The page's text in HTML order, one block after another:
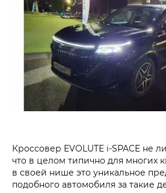
Кроссовер EVOLUTE i‑SPACE не
что в целом типично для многих
в своей нише это уникальное
подобного автомобиля за такие